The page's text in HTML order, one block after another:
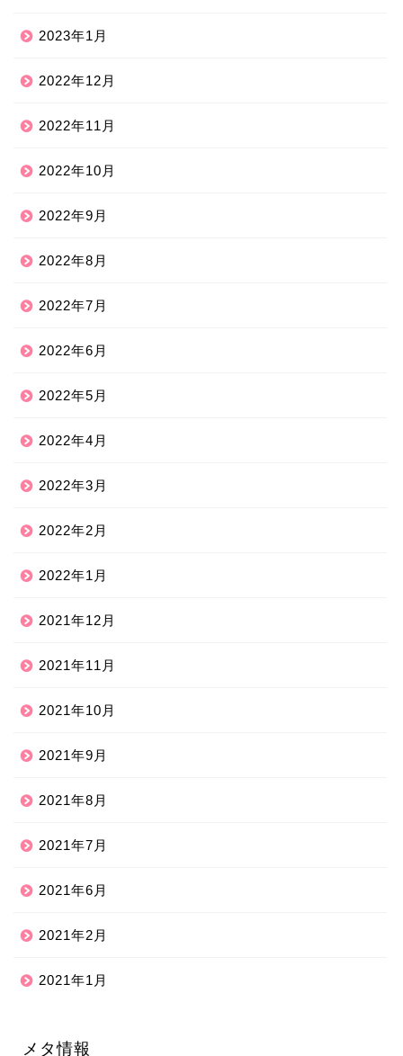
2023年1月
2022年12月
2022年11月
2022年10月
2022年9月
2022年8月
2022年7月
2022年6月
2022年5月
2022年4月
2022年3月
2022年2月
2022年1月
2021年12月
2021年11月
2021年10月
2021年9月
2021年8月
2021年7月
2021年6月
2021年2月
2021年1月
メタ情報